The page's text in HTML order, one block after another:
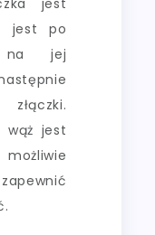
jest po
na jej
wąż jest